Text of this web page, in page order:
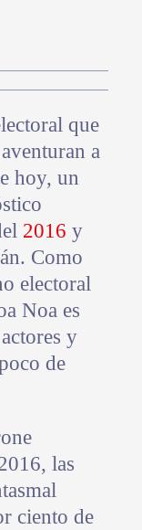
que
a
hoy, un
2016 y
Como
electoral
Noa es
y
de
las
ciento de